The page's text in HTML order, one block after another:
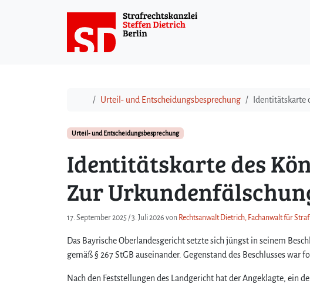
StartUrteil- und Entscheidungsbesprechung Identitätskarte
Urteil- und Entscheidungsbesprechung
Identitätskarte des
Zur
17. September 2025 /3. Juli 2026 von Rechtsanwalt Dietrich, Fachanwalt für
Das Bayrische Oberlandesgericht setzte sich jüngst in seinem
gemäß § 267 StGB auseinander. Gegenstand des Beschlusses war
Nach den Feststellungen des Landgericht hat der Angeklagte, ein